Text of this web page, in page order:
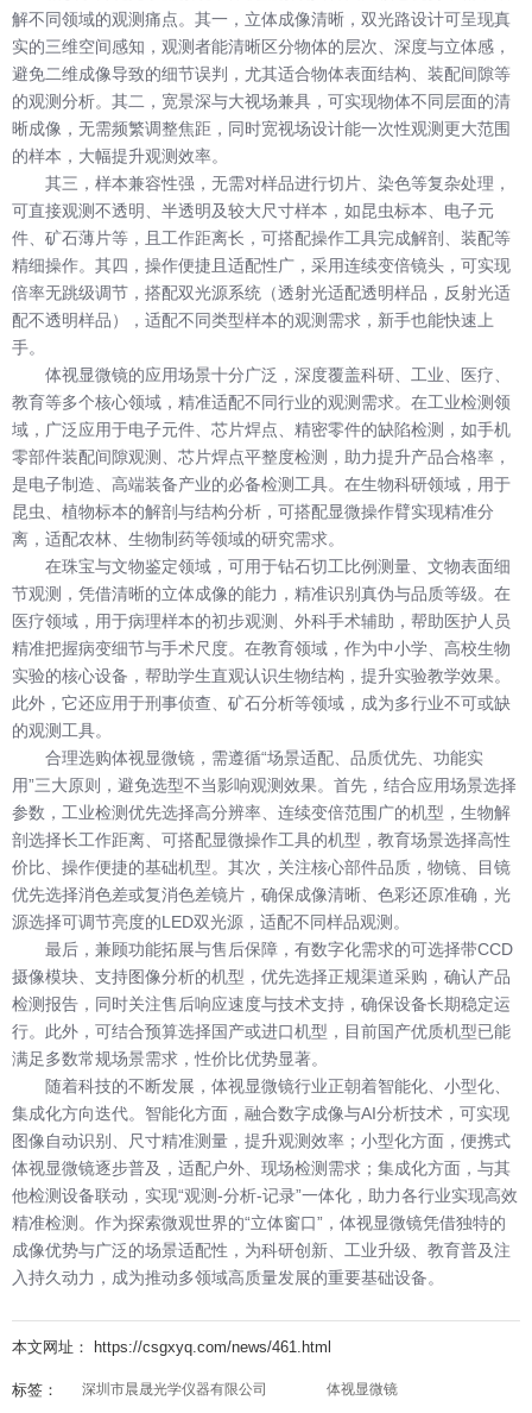
解不同领域的观测痛点。其一，立体成像清晰，双光路设计可呈现真
实的三维空间感知，观测者能清晰区分物体的层次、深度与立体感，
避免二维成像导致的细节误判，尤其适合物体表面结构、装配间隙等
的观测分析。其二，宽景深与大视场兼具，可实现物体不同层面的清
晰成像，无需频繁调整焦距，同时宽视场设计能一次性观测更大范围
的样本，大幅提升观测效率。
其三，样本兼容性强，无需对样品进行切片、染色等复杂处理，
可直接观测不透明、半透明及较大尺寸样本，如昆虫标本、电子元
件、矿石薄片等，且工作距离长，可搭配操作工具完成解剖、装配等
精细操作。其四，操作便捷且适配性广，采用连续变倍镜头，可实现
倍率无跳级调节，搭配双光源系统（透射光适配透明样品，反射光适
配不透明样品），适配不同类型样本的观测需求，新手也能快速上
手。
体视显微镜的应用场景十分广泛，深度覆盖科研、工业、医疗、
教育等多个核心领域，精准适配不同行业的观测需求。在工业检测领
域，广泛应用于电子元件、芯片焊点、精密零件的缺陷检测，如手机
零部件装配间隙观测、芯片焊点平整度检测，助力提升产品合格率，
是电子制造、高端装备产业的必备检测工具。在生物科研领域，用于
昆虫、植物标本的解剖与结构分析，可搭配显微操作臂实现精准分
离，适配农林、生物制药等领域的研究需求。
在珠宝与文物鉴定领域，可用于钻石切工比例测量、文物表面细
节观测，凭借清晰的立体成像的能力，精准识别真伪与品质等级。在
医疗领域，用于病理样本的初步观测、外科手术辅助，帮助医护人员
精准把握病变细节与手术尺度。在教育领域，作为中小学、高校生物
实验的核心设备，帮助学生直观认识生物结构，提升实验教学效果。
此外，它还应用于刑事侦查、矿石分析等领域，成为多行业不可或缺
的观测工具。
合理选购体视显微镜，需遵循“场景适配、品质优先、功能实
用”三大原则，避免选型不当影响观测效果。首先，结合应用场景选择
参数，工业检测优先选择高分辨率、连续变倍范围广的机型，生物解
剖选择长工作距离、可搭配显微操作工具的机型，教育场景选择高性
价比、操作便捷的基础机型。其次，关注核心部件品质，物镜、目镜
优先选择消色差或复消色差镜片，确保成像清晰、色彩还原准确，光
源选择可调节亮度的LED双光源，适配不同样品观测。
最后，兼顾功能拓展与售后保障，有数字化需求的可选择带CCD
摄像模块、支持图像分析的机型，优先选择正规渠道采购，确认产品
检测报告，同时关注售后响应速度与技术支持，确保设备长期稳定运
行。此外，可结合预算选择国产或进口机型，目前国产优质机型已能
满足多数常规场景需求，性价比优势显著。
随着科技的不断发展，体视显微镜行业正朝着智能化、小型化、
集成化方向迭代。智能化方面，融合数字成像与AI分析技术，可实现
图像自动识别、尺寸精准测量，提升观测效率；小型化方面，便携式
体视显微镜逐步普及，适配户外、现场检测需求；集成化方面，与其
他检测设备联动，实现“观测-分析-记录”一体化，助力各行业实现高效
精准检测。作为探索微观世界的“立体窗口”，体视显微镜凭借独特的
成像优势与广泛的场景适配性，为科研创新、工业升级、教育普及注
入持久动力，成为推动多领域高质量发展的重要基础设备。
本文网址： https://csgxyq.com/news/461.html
标签： 深圳市晨晟光学仪器有限公司 体视显微镜